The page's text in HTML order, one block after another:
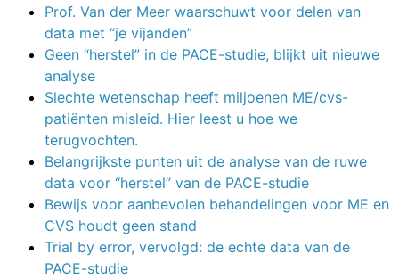
Prof. Van der Meer waarschuwt voor delen van
data met “je vijanden”
Geen “herstel” in de PACE-studie, blijkt uit nieuwe
analyse
Slechte wetenschap heeft miljoenen ME/cvs-
patiënten misleid. Hier leest u hoe we
terugvochten.
Belangrijkste punten uit de analyse van de ruwe
data voor “herstel” van de PACE-studie
Bewijs voor aanbevolen behandelingen voor ME en
CVS houdt geen stand
Trial by error, vervolgd: de echte data van de
PACE-studie